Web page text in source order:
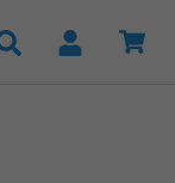
Hledat